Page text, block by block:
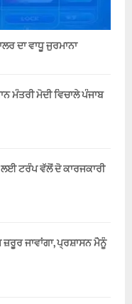
ਦਾ ਵਾਧੂ ਜੁਰਮਾਨਾ
ਮੰਤਰੀ ਮੋਦੀ ਵਿਚਾਲੇ ਪੰਜਾਬ
ਟਰੰਪ ਵੱਲੋਂ ਦੋ ਕਾਰਜਕਾਰੀ
ਜਾਵਾਂਗਾ, ਪ੍ਰਸ਼ਾਸਨ ਮੈਨੂੰ